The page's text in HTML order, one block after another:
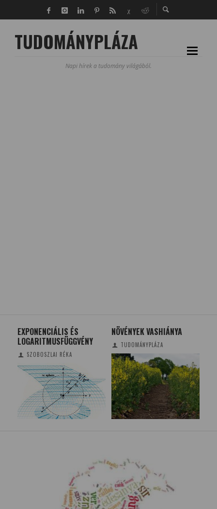
TUDOMÁNYPLÁZA
Napi hírek a tudomány világából.
EXPONENCIÁLIS ÉS
LOGARITMUSFÜGGVÉNY
SZOBOSZLAI RÉKA
NÖVÉNYEK VASHIÁNYA
TUDOMÁNYPLÁZA